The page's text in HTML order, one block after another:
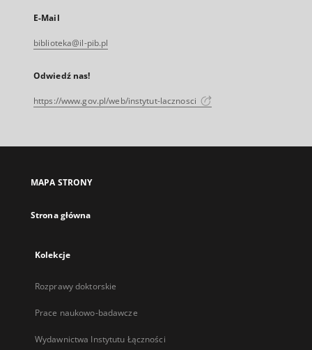
E-Mail
biblioteka@il-pib.pl
Odwiedź nas!
https://www.gov.pl/web/instytut-lacznosci
MAPA STRONY
Strona główna
Kolekcje
Rozprawy doktorskie
Prace naukowo-badawcze
Wydawnictwa Instytutu Łączności